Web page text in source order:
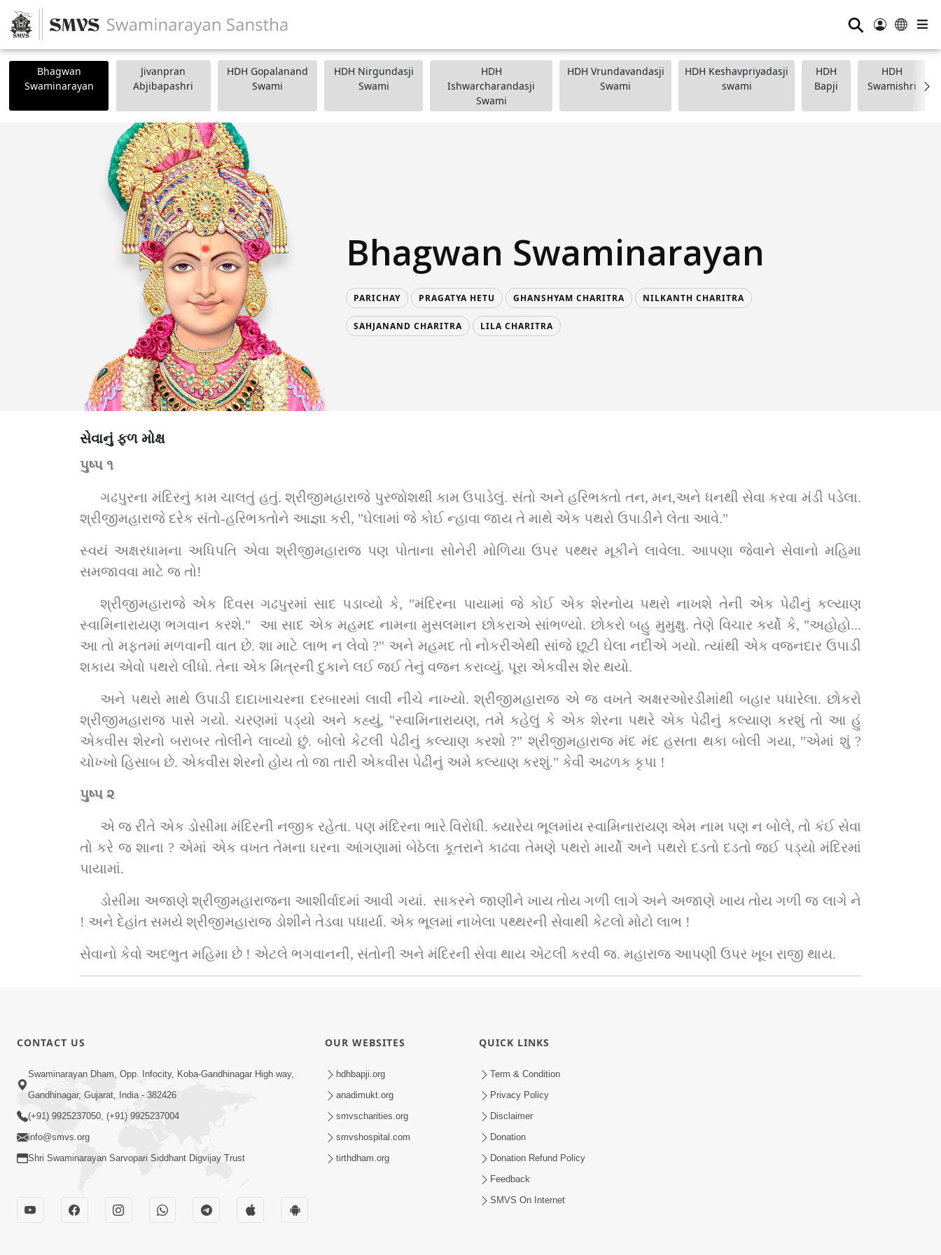
⚲
Bhagwan
Swaminarayan
Jivanpran
Abjibapashri
HDH Gopalanand
Swami
HDH Nirgundasji
Swami
HDH
Ishwarcharandasji
Swami
HDH Vrundavandasji
Swami
HDH Keshavpriyadasji
swami
HDH
Bapji
HDH
Swamishri
Bhagwan Swaminarayan
PARICHAY PRAGATYA HETU GHANSHYAM CHARITRA NILKANTH CHARITRA
SAHJANAND CHARITRA LILA CHARITRA
સેવાનું ફળ મોક્ષ
પુષ્પ ૧
ગઢપુરના મંદિરનું કામ ચાલતું હતું. શ્રીજીમહારાજે પુરજોશથી કામ ઉપાડેલું. સંતો અને હરિભક્તો તન, મન,અને ધનથી સેવા કરવા મંડી પડેલા.
શ્રીજીમહારાજે દરેક સંતો-હરિભક્તોને આજ્ઞા કરી, "ઘેલામાં જે કોઈ ન્હાવા જાય તે માથે એક પથરો ઉપાડીને લેતા આવે."
સ્વયં અક્ષરધામના અધિપતિ એવા શ્રીજીમહારાજ પણ પોતાના સોનેરી મોળિયા ઉપર પથ્થર મૂકીને લાવેલા. આપણા જેવાને સેવાનો મહિમા
સમજાવવા માટે જ તો!
શ્રીજીમહારાજે એક દિવસ ગઢપુરમાં સાદ પડાવ્યો કે, "મંદિરના પાયામાં જે કોઈ એક શેરનોય પથરો નાખશે તેની એક પેઢીનું કલ્યાણ
સ્વામિનારાયણ ભગવાન કરશે."  આ સાદ એક મહમદ નામના મુસલમાન છોકરાએ સાંભળ્યો. છોકરો બહુ મુમુક્ષુ. તેણે વિચાર કર્યો કે, "અહોહો...
આ તો મફતમાં મળવાની વાત છે. શા માટે લાભ ન લેવો ?" અને મહમદ તો નોકરીએથી સાંજે છૂટી ઘેલા નદીએ ગયો. ત્યાંથી એક વજનદાર ઉપાડી
શકાય એવો પથરો લીધો. તેના એક મિત્રની દુકાને લઈ જઈ તેનું વજન કરાવ્યું. પૂરા એકવીસ શેર થયો.
અને પથરો માથે ઉપાડી દાદાખાચરના દરબારમાં લાવી નીચે નાખ્યો. શ્રીજીમહારાજ એ જ વખતે અક્ષરઓરડીમાંથી બહાર પધારેલા. છોકરો
શ્રીજીમહારાજ પાસે ગયો. ચરણમાં પડ્યો અને કહ્યું, "સ્વામિનારાયણ, તમે કહેલું કે એક શેરના પથરે એક પેઢીનું કલ્યાણ કરશું તો આ હું
એકવીસ શેરનો બરાબર તોલીને લાવ્યો છું. બોલો કેટલી પેઢીનું કલ્યાણ કરશો ?" શ્રીજીમહારાજ મંદ મંદ હસતા થકા બોલી ગયા, "એમાં શું ?
ચોખ્ખો હિસાબ છે. એકવીસ શેરનો હોય તો જા તારી એકવીસ પેઢીનું અમે કલ્યાણ કરશું." કેવી અઢળક કૃપા !
પુષ્પ ૨
એ જ રીતે એક ડોસીમા મંદિરની નજીક રહેતા. પણ મંદિરના ભારે વિરોધી. ક્યારેય ભૂલમાંય સ્વામિનારાયણ એમ નામ પણ ન બોલે, તો કંઈ સેવા
તો કરે જ શાના ? એમાં એક વખત તેમના ઘરના આંગણામાં બેઠેલા કૂતરાને કાઢવા તેમણે પથરો માર્યો અને પથરો દડતો દડતો જઈ પડ્યો મંદિરમાં
પાયામાં.
ડોસીમા અજાણે શ્રીજીમહારાજના આશીર્વાદમાં આવી ગયાં.  સાકરને જાણીને ખાય તોય ગળી લાગે અને અજાણે ખાય તોય ગળી જ લાગે ને
! અને દેહાંત સમયે શ્રીજીમહારાજ ડોશીને તેડવા પધાર્યા. એક ભૂલમાં નાખેલા પથ્થરની સેવાથી કેટલો મોટો લાભ !
સેવાનો કેવો અદભુત મહિમા છે ! એટલે ભગવાનની, સંતોની અને મંદિરની સેવા થાય એટલી કરવી જ. મહારાજ આપણી ઉપર ખૂબ રાજી થાય.
CONTACT US
Swaminarayan Dham, Opp. Infocity, Koba-Gandhinagar High way,
Gandhinagar, Gujarat, India - 382426
(+91) 9925237050, (+91) 9925237004
info@smvs.org
Shri Swaminarayan Sarvopari Siddhant Digvijay Trust
OUR WEBSITES
hdhbapji.org
anadimukt.org
smvscharities.org
smvshospital.com
tirthdham.org
QUICK LINKS
Term & Condition
Privacy Policy
Disclaimer
Donation
Donation Refund Policy
Feedback
SMVS On Internet